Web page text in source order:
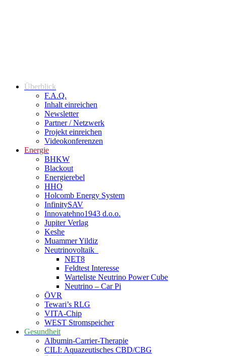
Überblick
F.A.Q.
Inhalt einreichen
Newsletter
Partner / Netzwerk
Projekt einreichen
Videokonferenzen
Energie
BHKW
Blackout
Energierebel
HHO
Holcomb Energy System
InfinitySAV
Innovatehno1943 d.o.o.
Jupiter Verlag
Keshe
Muammer Yildiz
Neutrinovoltaik
NET8
Feldtest Interesse
Warteliste Neutrino Power Cube
Neutrino – Car Pi
ÖVR
Tewari’s RLG
VITA-Chip
WEST Stromspeicher
Gesundheit
Albumin-Carrier-Therapie
CILI: Aquazeutisches CBD/CBG